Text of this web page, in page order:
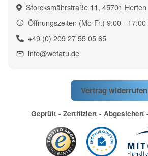
Storcksmährstraße 11, 45701 Herten
Öffnungszeiten (Mo-Fr.) 9:00 - 17:00
+49 (0) 209 27 55 05 65
info@wefaru.de
Vertrag widerrufen
Geprüft - Zertifiziert - Abgesichert